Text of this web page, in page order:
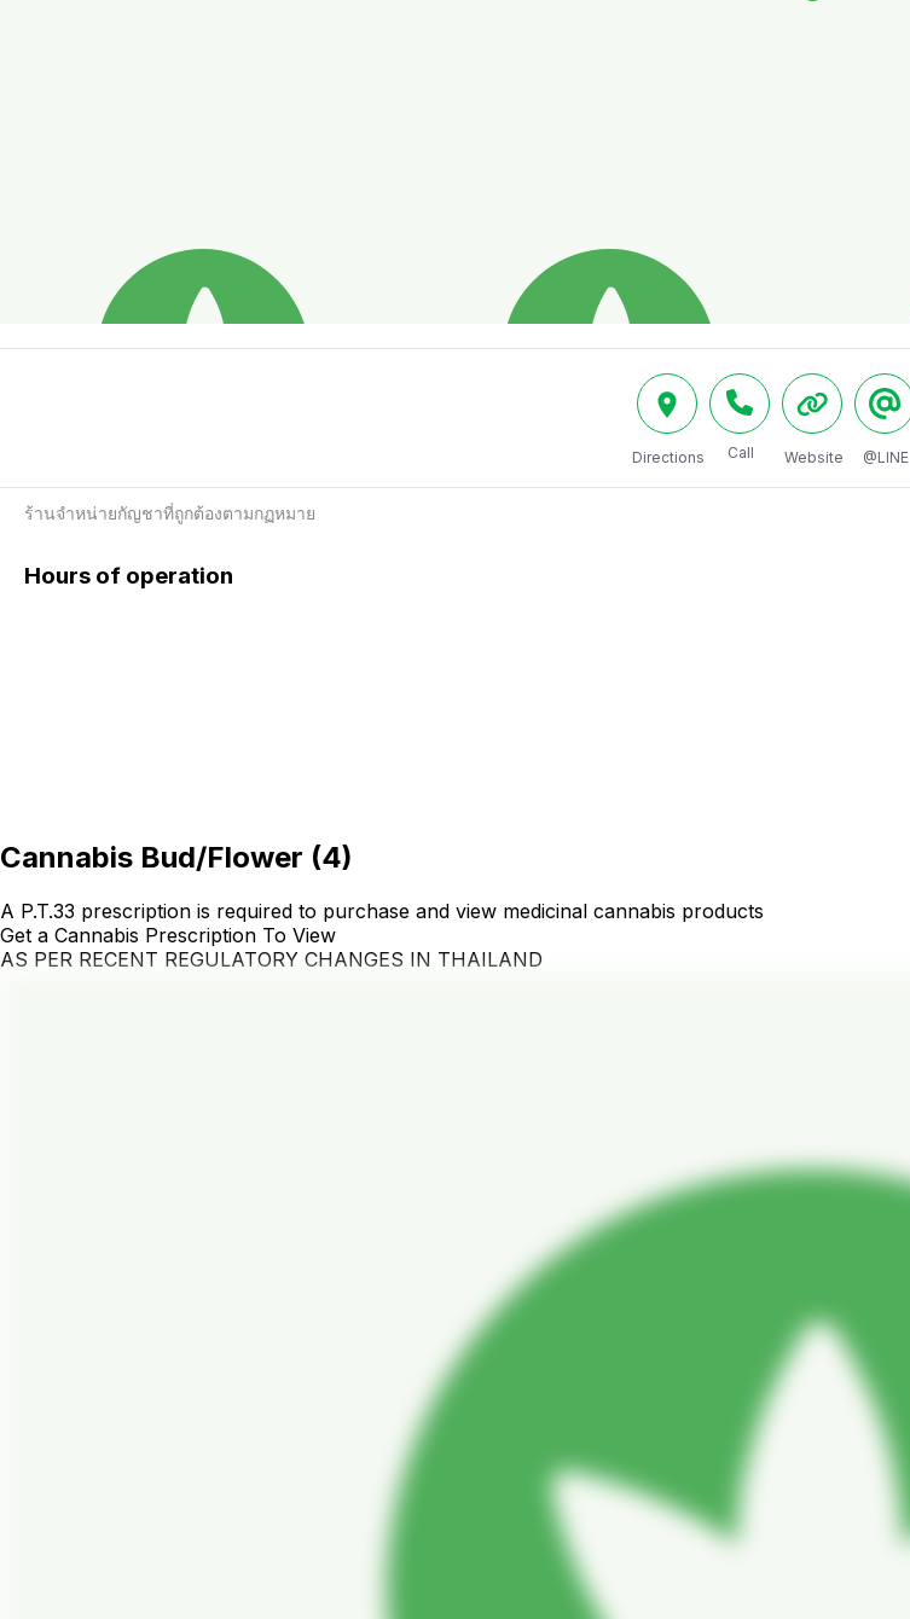
Directions Call Website @LINE
ร้านจำหน่ายกัญชาที่ถูกต้องตามกฏหมาย
Hours of operation
Cannabis Bud/Flower (4)
A P.T.33 prescription is required to purchase and view medicinal cannabis products
Get a Cannabis Prescription To View
AS PER RECENT REGULATORY CHANGES IN THAILAND